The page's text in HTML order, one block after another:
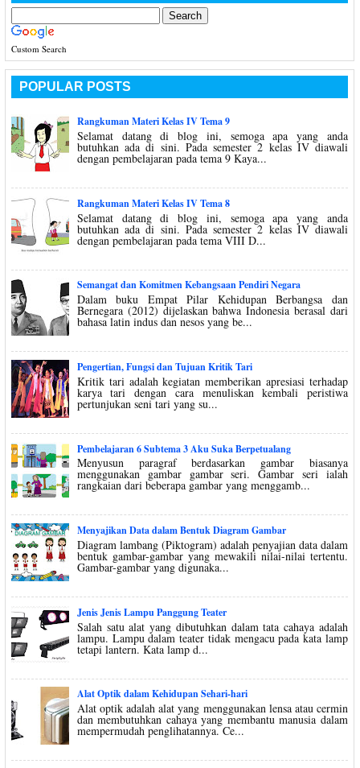
Custom Search
POPULAR POSTS
Rangkuman Materi Kelas IV Tema 9
Selamat datang di blog ini, semoga apa yang anda
butuhkan ada di sini. Pada semester 2 kelas IV diawali
dengan pembelajaran pada tema 9 Kaya...
Rangkuman Materi Kelas IV Tema 8
Selamat datang di blog ini, semoga apa yang anda
butuhkan ada di sini. Pada semester 2 kelas IV diawali
dengan pembelajaran pada tema VIII D...
Semangat dan Komitmen Kebangsaan Pendiri Negara
Dalam buku Empat Pilar Kehidupan Berbangsa dan
Bernegara (2012) dijelaskan bahwa Indonesia berasal dari
bahasa latin indus dan nesos yang be...
Pengertian, Fungsi dan Tujuan Kritik Tari
Kritik tari adalah kegiatan memberikan apresiasi terhadap
karya tari dengan cara menuliskan kembali peristiwa
pertunjukan seni tari yang su...
Pembelajaran 6 Subtema 3 Aku Suka Berpetualang
Menyusun paragraf berdasarkan gambar biasanya
menggunakan gambar gambar seri. Gambar seri ialah
rangkaian dari beberapa gambar yang menggamb...
Menyajikan Data dalam Bentuk Diagram Gambar
Diagram lambang (Piktogram) adalah penyajian data dalam
bentuk gambar-gambar yang mewakili nilai-nilai tertentu.
Gambar-gambar yang digunaka...
Jenis Jenis Lampu Panggung Teater
Salah satu alat yang dibutuhkan dalam tata cahaya adalah
lampu. Lampu dalam teater tidak mengacu pada kata lamp
tetapi lantern. Kata lamp d...
Alat Optik dalam Kehidupan Sehari-hari
Alat optik adalah alat yang menggunakan lensa atau cermin
dan membutuhkan cahaya yang membantu manusia dalam
mempermudah penglihatannya. Ce...